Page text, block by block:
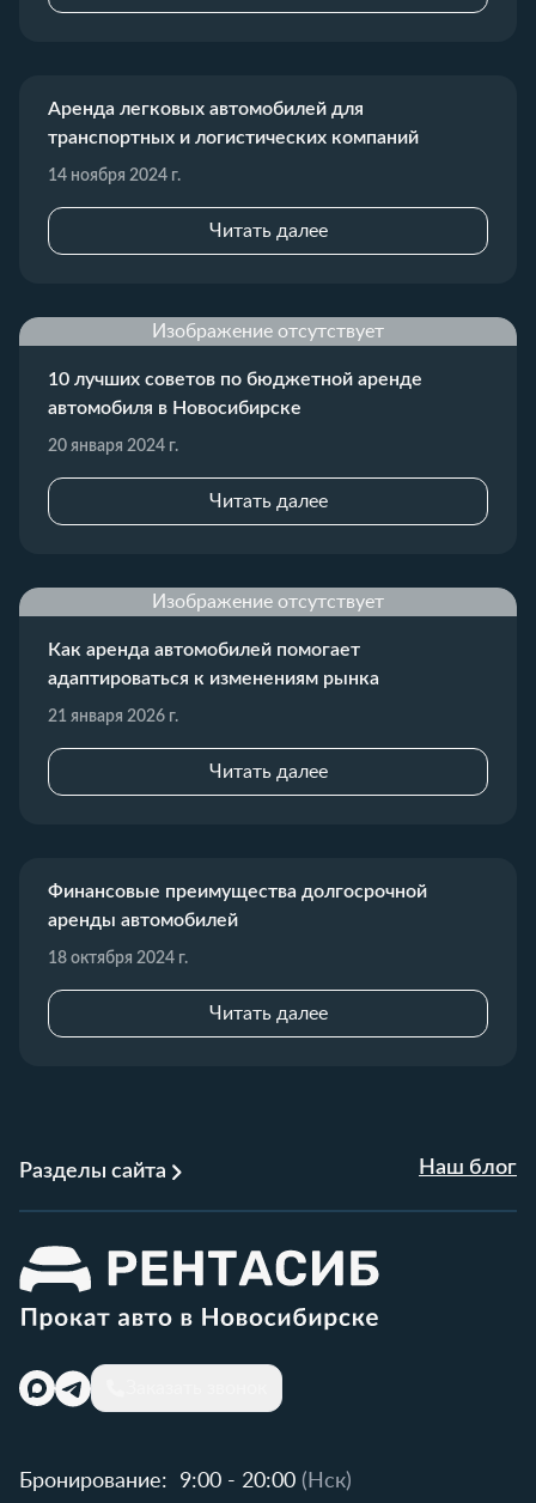
Аренда легковых автомобилей для
транспортных и логистических компаний
14 ноября 2024 г.
Читать далее
Изображение отсутствует
10 лучших советов по бюджетной аренде
автомобиля в Новосибирске
20 января 2024 г.
Читать далее
Изображение отсутствует
Как аренда автомобилей помогает
адаптироваться к изменениям рынка
21 января 2026 г.
Читать далее
Финансовые преимущества долгосрочной
аренды автомобилей
18 октября 2024 г.
Читать далее
Разделы сайта Наш блог
Бронирование: 9:00 - 20:00 (Нск)